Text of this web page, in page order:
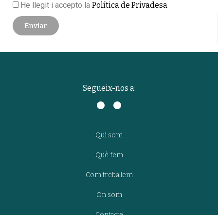
He llegit i accepto la Política de Privadesa
Enviar
Segueix-nos a:
Qui som
Què fem
Com treballem
On som